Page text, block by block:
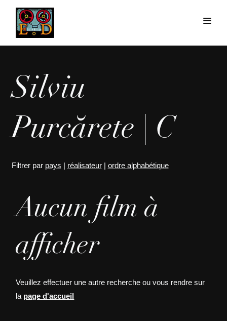
Silviu
Purcărete | C
Filtrer par pays | réalisateur| ordre alphabétique
Aucun film à
afficher
Veuillez effectuer une autre recherche ou vous rendre sur
la page d'accueil